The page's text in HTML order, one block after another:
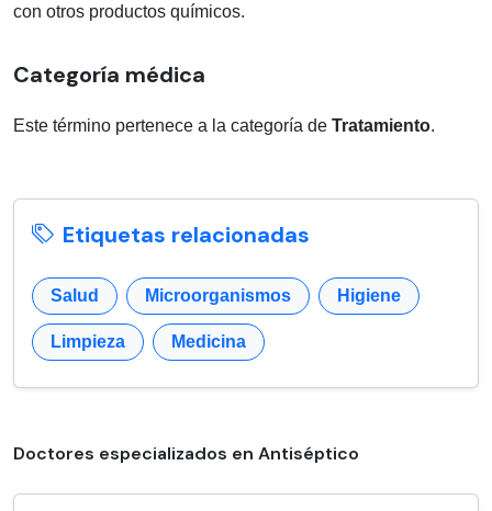
con otros productos químicos.
Categoría médica
Este término pertenece a la categoría de Tratamiento.
Etiquetas relacionadas
Salud Microorganismos Higiene
Limpieza Medicina
Doctores especializados en Antiséptico